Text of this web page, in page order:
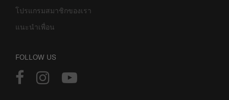
โปรแกรมสมาชิกของเรา
แนะนำเพื่อน
FOLLOW US